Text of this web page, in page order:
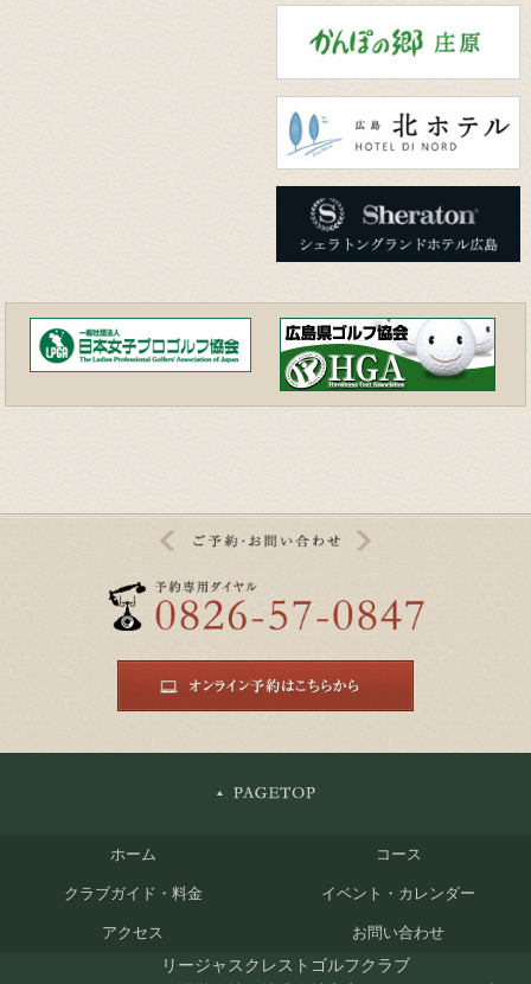
ホーム コース
クラブガイド・料金 イベント・カレンダー
アクセス お問い合わせ
リージャスクレストゴルフクラブ